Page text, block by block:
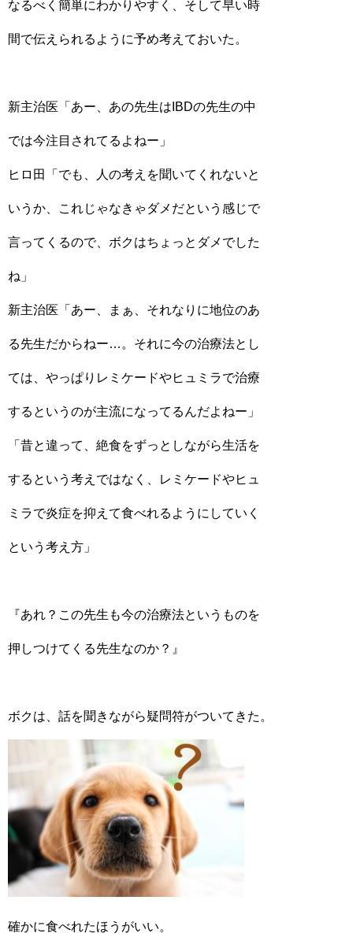
なるべく簡単にわかりやすく、そして早い時
間で伝えられるように予め考えておいた。
新主治医「あー、あの先生はIBDの先生の中
では今注目されてるよねー」
ヒロ田「でも、人の考えを聞いてくれないと
いうか、これじゃなきゃダメだという感じで
言ってくるので、ボクはちょっとダメでした
ね」
新主治医「あー、まぁ、それなりに地位のあ
る先生だからねー…。それに今の治療法とし
ては、やっぱりレミケードやヒュミラで治療
するというのが主流になってるんだよねー」
「昔と違って、絶食をずっとしながら生活を
するという考えではなく、レミケードやヒュ
ミラで炎症を抑えて食べれるようにしていく
という考え方」
『あれ？この先生も今の治療法というものを
押しつけてくる先生なのか？』
ボクは、話を聞きながら疑問符がついてきた。
確かに食べれたほうがいい。